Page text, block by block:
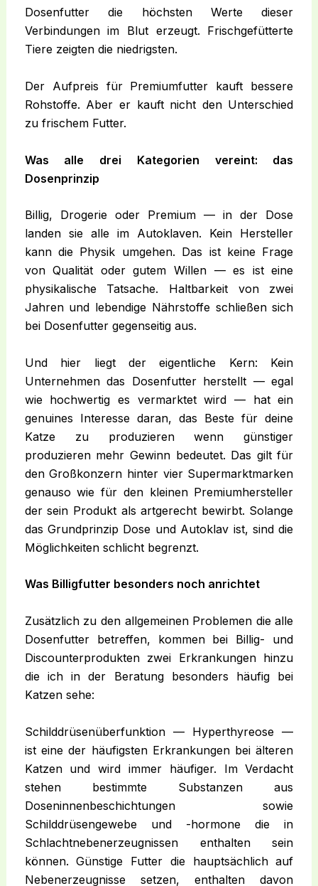
Dosenfutter die höchsten Werte dieser
Verbindungen im Blut erzeugt. Frischgefütterte
Tiere zeigten die niedrigsten.
Der Aufpreis für Premiumfutter kauft bessere
Rohstoffe. Aber er kauft nicht den Unterschied
zu frischem Futter.
Was alle drei Kategorien vereint: das
Dosenprinzip
Billig, Drogerie oder Premium — in der Dose
landen sie alle im Autoklaven. Kein Hersteller
kann die Physik umgehen. Das ist keine Frage
von Qualität oder gutem Willen — es ist eine
physikalische Tatsache. Haltbarkeit von zwei
Jahren und lebendige Nährstoffe schließen sich
bei Dosenfutter gegenseitig aus.
Und hier liegt der eigentliche Kern: Kein
Unternehmen das Dosenfutter herstellt — egal
wie hochwertig es vermarktet wird — hat ein
genuines Interesse daran, das Beste für deine
Katze zu produzieren wenn günstiger
produzieren mehr Gewinn bedeutet. Das gilt für
den Großkonzern hinter vier Supermarktmarken
genauso wie für den kleinen Premiumhersteller
der sein Produkt als artgerecht bewirbt. Solange
das Grundprinzip Dose und Autoklav ist, sind die
Möglichkeiten schlicht begrenzt.
Was Billigfutter besonders noch anrichtet
Zusätzlich zu den allgemeinen Problemen die alle
Dosenfutter betreffen, kommen bei Billig- und
Discounterprodukten zwei Erkrankungen hinzu
die ich in der Beratung besonders häufig bei
Katzen sehe:
Schilddrüsenüberfunktion — Hyperthyreose —
ist eine der häufigsten Erkrankungen bei älteren
Katzen und wird immer häufiger. Im Verdacht
stehen bestimmte Substanzen aus
Doseninnenbeschichtungen sowie
Schilddrüsengewebe und -hormone die in
Schlachtnebenerzeugnissen enthalten sein
können. Günstige Futter die hauptsächlich auf
Nebenerzeugnisse setzen, enthalten davon